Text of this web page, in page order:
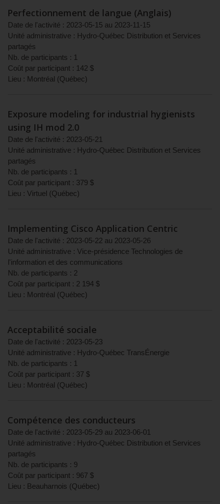
Perfectionnement de langue (Anglais)
Date de l'activité : 2023-05-15 au 2023-11-15
Unité administrative : Hydro-Québec Distribution et Services
partagés
Nb. de participants : 1
Coût par participant : 142 $
Lieu : Montréal (Québec)
Exposure modeling for industrial hygienists
using IH mod 2.0
Date de l'activité : 2023-05-21
Unité administrative : Hydro-Québec Distribution et Services
partagés
Nb. de participants : 1
Coût par participant : 379 $
Lieu : Virtuel (Québec)
Implementing Cisco Application Centric
Date de l'activité : 2023-05-22 au 2023-05-26
Unité administrative : Vice-présidence Technologies de
l'information et des communications
Nb. de participants : 2
Coût par participant : 2 194 $
Lieu : Montréal (Québec)
Acceptabilité sociale
Date de l'activité : 2023-05-23
Unité administrative : Hydro-Québec TransÉnergie
Nb. de participants : 1
Coût par participant : 37 $
Lieu : Montréal (Québec)
Compétence des conducteurs
Date de l'activité : 2023-05-29 au 2023-06-01
Unité administrative : Hydro-Québec Distribution et Services
partagés
Nb. de participants : 9
Coût par participant : 967 $
Lieu : Beauharnois (Québec)